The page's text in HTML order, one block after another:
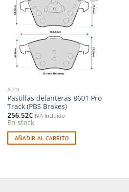
Añadir
a la
deseos
AUDI
Pastillas delanteras 8601 Pro
Track (PBS Brakes)
256,52€ IVA Incluido
En stock
AÑADIR AL CARRITO